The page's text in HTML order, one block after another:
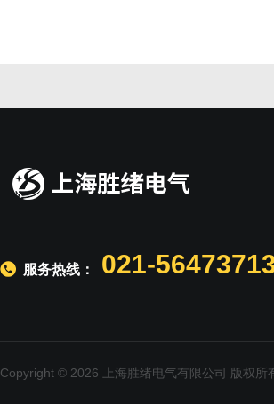
服务热线： 021-
Copyright © 2026 上海胜绪电气有限公司 版权所